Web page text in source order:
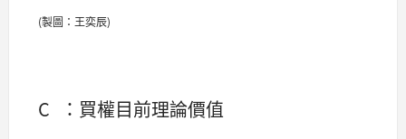
(製圖：王奕辰)
C ：買權目前理論價值